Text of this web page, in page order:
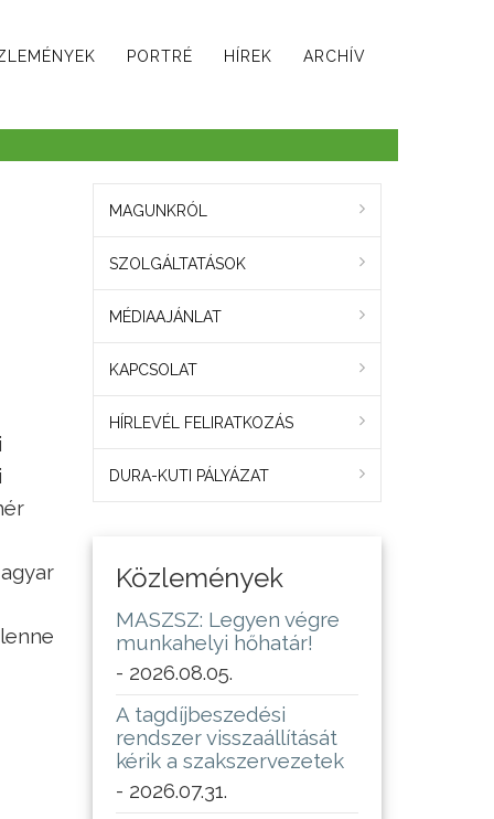
PORTRÉ HÍREK ARCHÍV
MAGUNKRÓL
SZOLGÁLTATÁSOK
MÉDIAAJÁNLAT
KAPCSOLAT
HÍRLEVÉL FELIRATKOZÁS
DURA-KUTI PÁLYÁZAT
Közlemények
MASZSZ: Legyen végre
munkahelyi hőhatár!
- 2026.08.05.
A tagdíjbeszedési
rendszer visszaállítását
kérik a szakszervezetek
- 2026.07.31.